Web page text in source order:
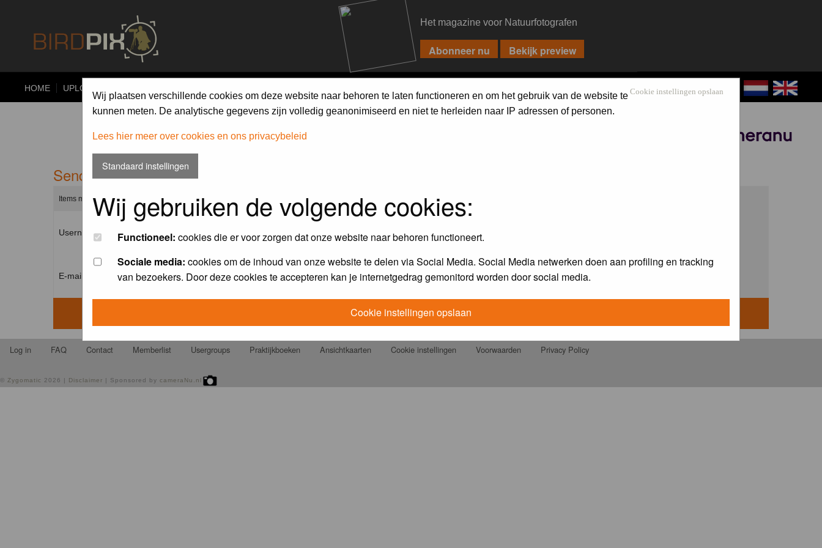
Het magazine voor Natuurfotografen
HOME UPLOAD Cookie instellingen opslaan
Wij plaatsen verschillende cookies om deze website naar behoren te laten functioneren en om het gebruik van de website te
kunnen meten. De analytische gegevens zijn volledig geanonimiseerd en niet te herleiden naar IP adressen of personen.
Lees hier meer over cookies en ons privacybeleid
Standaard instellingen
Wij gebruiken de volgende cookies:
Functioneel: cookies die er voor zorgen dat onze website naar behoren functioneert.
Sociale media: cookies om de inhoud van onze website te delen via Social Media. Social Media netwerken doen aan profiling en tracking
van bezoekers. Door deze cookies te accepteren kan je internetgedrag gemonitord worden door social media.
Cookie instellingen opslaan
Send me a new password
Items marked with a * are required unless stated otherwise.
Username: *
E-mail address: *
Log in FAQ Contact Memberlist Usergroups Praktijkboeken Ansichtkaarten Cookie instellingen Voorwaarden Privacy Policy
© Zygomatic 2026 | Disclaimer | Sponsored by cameraNu.nl